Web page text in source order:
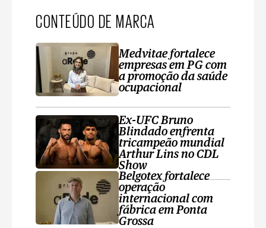
CONTEÚDO DE MARCA
Medvitae fortalece
empresas em PG com
a promoção da saúde
ocupacional
Ex-UFC Bruno
Blindado enfrenta
tricampeão mundial
Arthur Lins no CDL
Show
Belgotex fortalece
operação
internacional com
fábrica em Ponta
Grossa